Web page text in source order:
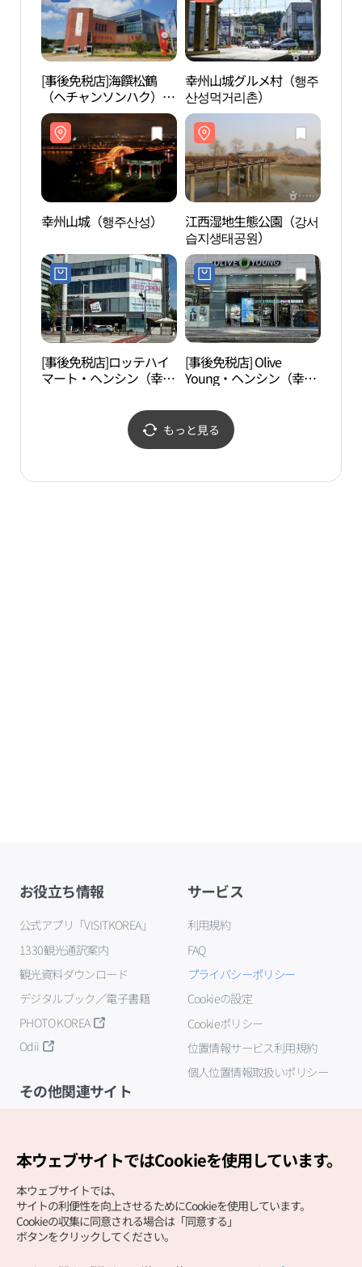
[事後免税店]海饌松鶴
（ヘチャンソンハク）海
苔(해찬송학김)
幸州山城グルメ村（행주
산성먹거리촌）
幸州山城（행주산성）
江西湿地生態公園（강서
습지생태공원）
[事後免税店]ロッテハイ
マート・ヘンシン（幸
[事後免税店] Olive
Young・ヘンシン（幸
역점)
もっと見る
お役立ち情報
公式アプリ「VISITKOREA」
1330観光通訳案内
観光資料ダウンロード
デジタルブック／電子書籍
PHOTO KOREA
Odii
サービス
利用規約
FAQ
プライバシーポリシー
Cookieの設定
Cookieポリシー
位置情報サービス利用規約
個人位置情報取扱いポリシー
その他関連サイト
本ウェブサイトではCookieを使用しています。
本ウェブサイトでは、
サイトの利便性を向上させるためにCookieを使用しています。
Cookieの収集に同意される場合は「同意する」
ボタンをクリックしてください。